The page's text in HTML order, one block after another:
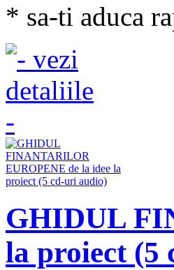
* sa-ti aduca
GHIDUL
la proiect (5